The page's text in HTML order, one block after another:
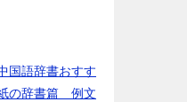
国語辞書おすす
の辞書篇 例文